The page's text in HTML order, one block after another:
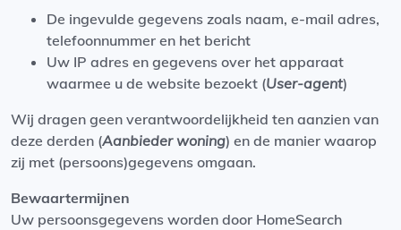
De ingevulde gegevens zoals naam, e-mail adres,
telefoonnummer en het bericht
Uw IP adres en gegevens over het apparaat
waarmee u de website bezoekt (User-agent)
Wij dragen geen verantwoordelijkheid ten aanzien van
deze derden (Aanbieder woning) en de manier waarop
zij met (persoons)gegevens omgaan.
Bewaartermijnen
Uw persoonsgegevens worden door HomeSearch